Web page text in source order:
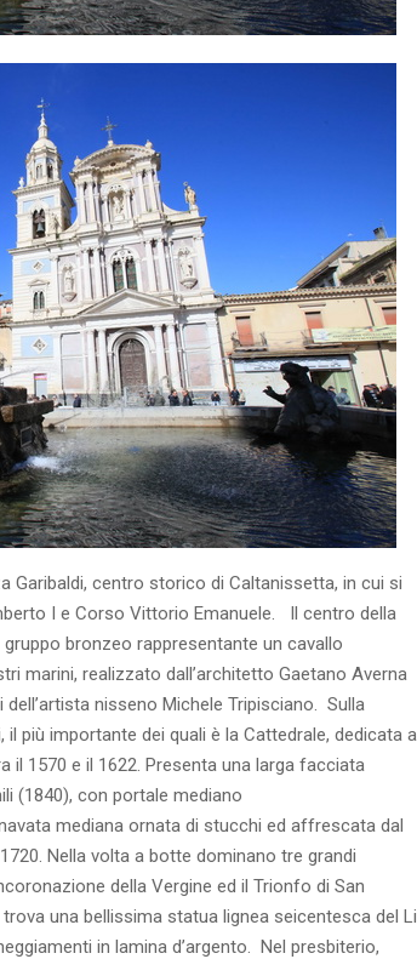
Garibaldi, centro storico di Caltanissetta, in cui si
I e Corso Vittorio Emanuele. Il centro della
bronzeo rappresentante un cavallo
marini, realizzato dall’architetto Gaetano Averna
nisseno Michele Tripisciano. Sulla
più importante dei quali è la Cattedrale, dedicata a
il 1570 e il 1622. Presenta una larga facciata
(1840), con portale mediano
mediana ornata di stucchi ed affrescata dal
Nella volta a botte dominano tre grandi
della Vergine ed il Trionfo di San
una bellissima statua lignea seicentesca del Li
in lamina d’argento. Nel presbiterio,